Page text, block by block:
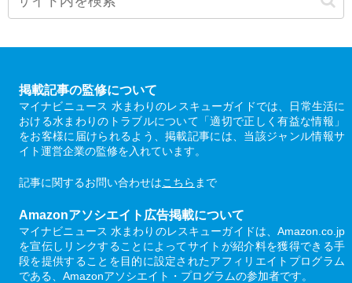
掲載記事の監修について
マイナビニュース 水まわりのレスキューガイドでは、日常生活に
おける水まわりのトラブルについて「適切で正しく有益な情報」
をお客様に届けられるよう、掲載記事には、当該ジャンル情報サ
イト運営企業の監修を入れています。
記事に関するお問い合わせはこちら まで
Amazonアソシエイト広告掲載について
マイナビニュース 水まわりのレスキューガイドは、Amazon.co.jp
を宣伝しリンクすることによってサイトが紹介料を獲得できる手
段を提供することを目的に設定されたアフィリエイトプログラム
である、Amazonアソシエイト・プログラムの参加者です。